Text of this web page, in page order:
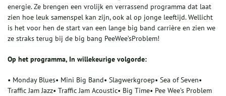
energie. Ze brengen een vrolijk en verrassend programma dat laat
zien hoe leuk samenspel kan zijn, ook al op jonge leeftijd. Wellicht
is het voor hen de start van een lange big band carrière en zien we
ze straks terug bij de big bang PeeWee’sProblem!
Op het programma, In willekeurige volgorde:
• Monday Blues• Mini Big Band• Slagwerkgroep• Sea of Seven•
Traffic Jam Jazz• Traffic Jam Acoustic• Big Time• Pee Wee’s Problem